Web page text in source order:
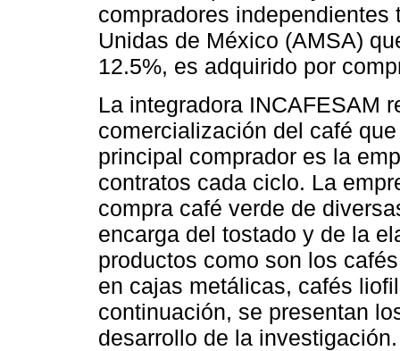
compradores
Unidas de México (AMSA)
12.5%, es adquirido por
La integradora INCAFESAM
comercialización del café
principal comprador es la
contratos cada ciclo. La
compra café verde de
encarga del tostado y de la
productos como son los
en cajas metálicas, cafés
continuación, se presentan
desarrollo de la investigación.